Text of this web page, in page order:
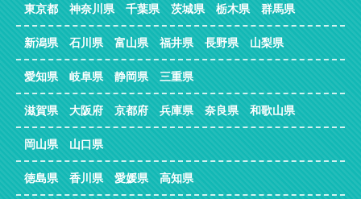
東京都 神奈川県 千葉県 茨城県 栃木県 群馬県
新潟県 石川県 富山県 福井県 長野県 山梨県
愛知県 岐阜県 静岡県 三重県
滋賀県 大阪府 京都府 兵庫県 奈良県 和歌山県
岡山県 山口県
徳島県 香川県 愛媛県 高知県